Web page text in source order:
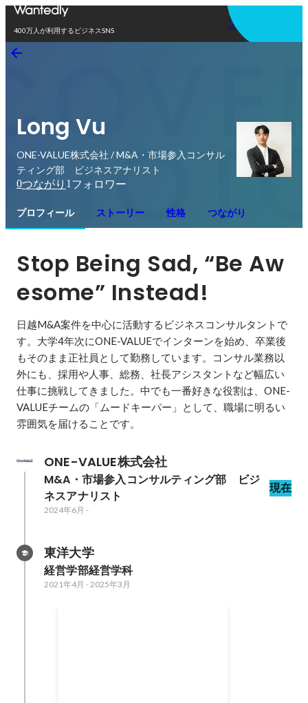
400万人が利用するビジネスSNS
アプリを使う
Long Vu
ONE-VALUE株式会社 / M&A・市場参入コンサル
ティング部 ビジネスアナリスト
0つながり 1 フォロワー
プロフィール ストーリー 性格 つながり
Stop Being Sad, “Be Aw
esome” Instead!
日越M&A案件を中心に活動するビジネスコンサルタントで
す。大学4年次にONE-VALUEでインターンを始め、卒業後
もそのまま正社員として勤務しています。コンサル業務以
外にも、採用や人事、総務、社長アシスタントなど幅広い
仕事に挑戦してきました。中でも一番好きな役割は、ONE-
VALUEチームの「ムードキーパー」として、職場に明るい
雰囲気を届けることです。
ONE-VALUE株式会社
M&A・市場参入コンサルティング部　ビジ
ネスアナリスト
現在
2024年6月 -
東洋大学
経営学部経営学科
2021年4月 -2025年3月